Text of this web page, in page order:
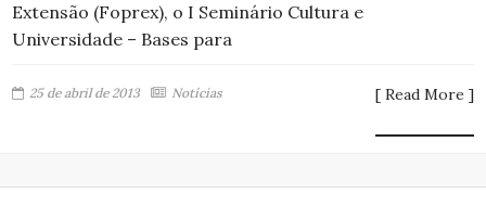
Extensão (Foprex), o I Seminário Cultura e
Universidade – Bases para
25 de abril de 2013 Notícias [ Read More ]